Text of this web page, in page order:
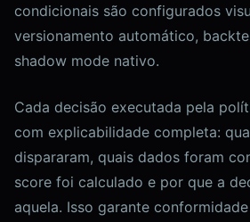
condicionais são configurados
versionamento automático,
shadow mode nativo.
Cada decisão executada pela
com explicabilidade completa:
dispararam, quais dados foram
score foi calculado e por que a
aquela. Isso garante